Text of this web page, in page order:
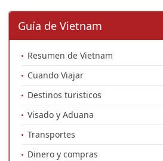
Guía de Vietnam
Resumen de Vietnam
Cuando Viajar
Destinos turisticos
Visado y Aduana
Transportes
Dinero y compras